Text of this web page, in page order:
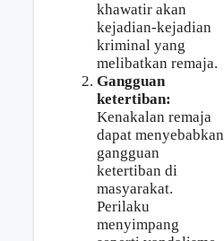
khawatir akan
kejadian-kejadian
kriminal yang
melibatkan remaja.
Gangguan
ketertiban:
Kenakalan remaja
dapat menyebabkan
gangguan
ketertiban di
masyarakat.
Perilaku
menyimpang